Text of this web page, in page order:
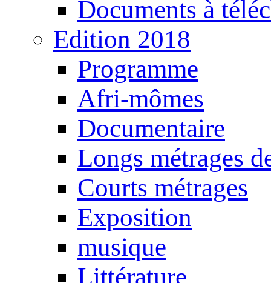
Documents à
Edition 2018
Programme
Afri-mômes
Documentaire
Longs métrages
Courts métrages
Exposition
musique
Littérature